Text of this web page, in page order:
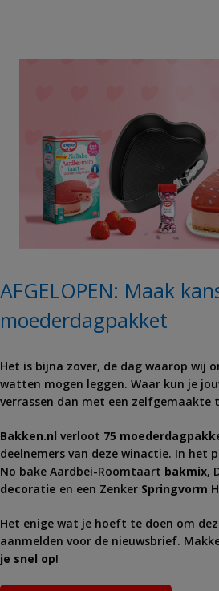
AFGELOPEN: Maak
moederdagpakket
Het is bijna zover, de dag waarop wij
watten mogen leggen. Waar kun je
verrassen dan met een zelfgemaakte
Bakken.nl verloot 75
deelnemers van deze winactie. In het
No bake Aardbei-Roomtaart bakmix,
decoratie en een Zenker Springvorm
Het enige wat je hoeft te doen om
aanmelden voor de nieuwsbrief.
je snel op!